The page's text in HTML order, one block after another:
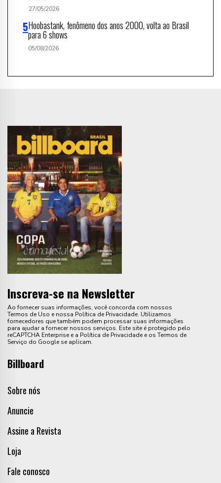
27/05/2026
Hoobastank, fenômeno dos anos 2000, volta ao Brasil
para 6 shows
05/08/2026
Inscreva-se na Newsletter
Ao fornecer suas informações, você concorda com nossos
Termos de Uso e nossa Política de Privacidade. Utilizamos
fornecedores que também podem processar suas informações
para ajudar a fornecer nossos serviços. Este site é protegido pelo
reCAPTCHA Enterprise e a Política de Privacidade e os Termos de
Serviço do Google se aplicam.
Billboard
Sobre nós
Anuncie
Assine a Revista
Loja
Fale conosco